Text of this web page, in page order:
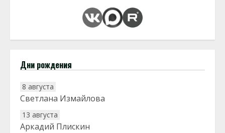
Дни рождения
8 августа
Светлана Измайлова
13 августа
Аркадий Плискин